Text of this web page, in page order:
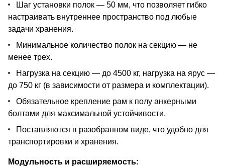
Шаг установки полок — 50 мм, что позволяет гибко
настраивать внутреннее пространство под любые
задачи хранения.
Минимальное количество полок на секцию — не
менее трех.
Нагрузка на секцию — до 4500 кг, нагрузка на ярус —
до 750 кг (в зависимости от размера и комплектации).
Обязательное крепление рам к полу анкерными
болтами для максимальной устойчивости.
Поставляются в разобранном виде, что удобно для
транспортировки и хранения.
Модульность и расширяемость: